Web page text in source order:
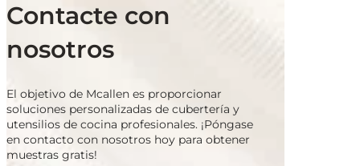
Contacte con
nosotros
El objetivo de Mcallen es proporcionar
soluciones personalizadas de cubertería y
utensilios de cocina profesionales. ¡Póngase
en contacto con nosotros hoy para obtener
muestras gratis!